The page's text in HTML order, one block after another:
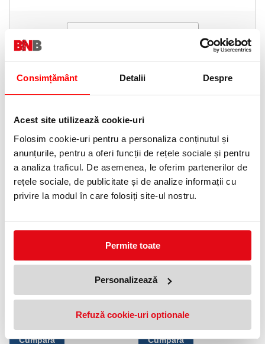
Consimțământ Detalii Despre
Acest site utilizează cookie-uri
Folosim cookie-uri pentru a personaliza conținutul și
anunțurile, pentru a oferi funcții de rețele sociale și pentru
a analiza traficul. De asemenea, le oferim partenerilor de
rețele sociale, de publicitate și de analize informații cu
privire la modul în care folosiți site-ul nostru.
Permite toate
Personalizează
Refuză cookie-uri optionale
Telefon:
Adauga in wishlist
Role cu hartie termosensibila, sensibilitate ridicata.
PRODUSE SIMILARE
26 x 12 mm, verde 1500
rola, 26 x 16 mm, portocaliu,